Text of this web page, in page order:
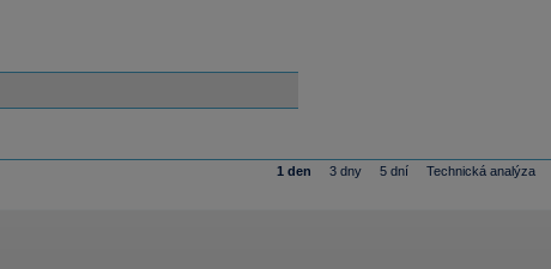
1 den 3 dny 5 dní Technická analýza